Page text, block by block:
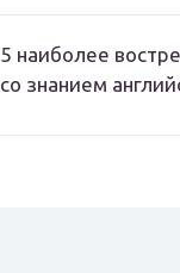
5 наиболее
со знанием